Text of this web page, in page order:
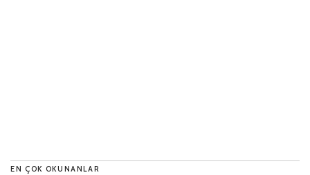
EN ÇOK OKUNANLAR